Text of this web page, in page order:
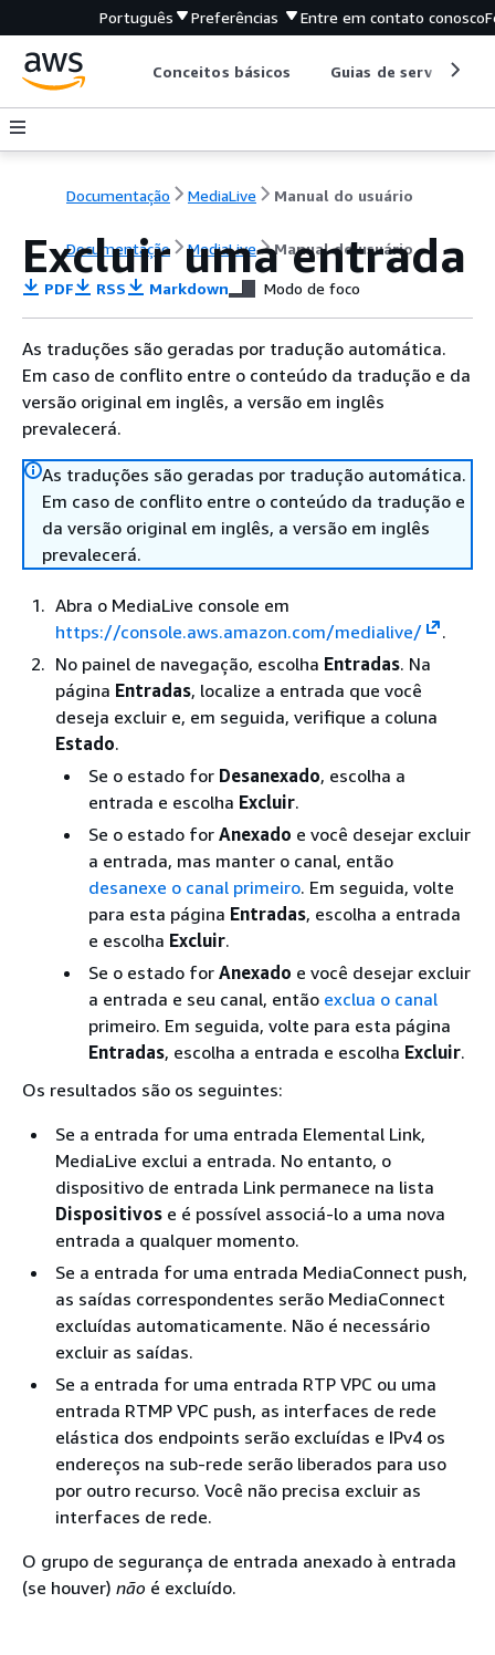
Português Preferências Entre em contato conosco
Conceitos básicos Guias de serviço
Documentação MediaLive Manual do usuário
Documentação MediaLive Manual do usuário
Excluir uma entrada
PDF RSS Markdown Modo de foco
As traduções são geradas por tradução automática.
Em caso de conflito entre o conteúdo da tradução e da
versão original em inglês, a versão em inglês
prevalecerá.
As traduções são geradas por tradução automática.
Em caso de conflito entre o conteúdo da tradução e
da versão original em inglês, a versão em inglês
prevalecerá.
Abra o MediaLive console em
https://console.aws.amazon.com/medialive/
.
No painel de navegação, escolha Entradas. Na
página Entradas, localize a entrada que você
deseja excluir e, em seguida, verifique a coluna
Estado.
Se o estado for Desanexado, escolha a
entrada e escolha Excluir.
Se o estado for Anexado e você desejar excluir
a entrada, mas manter o canal, então
desanexe o canal primeiro. Em seguida, volte
para esta página Entradas, escolha a entrada
e escolha Excluir.
Se o estado for Anexado e você desejar excluir
a entrada e seu canal, então exclua o canal
primeiro. Em seguida, volte para esta página
Entradas, escolha a entrada e escolha Excluir.
Os resultados são os seguintes:
Se a entrada for uma entrada Elemental Link,
MediaLive exclui a entrada. No entanto, o
dispositivo de entrada Link permanece na lista
Dispositivos e é possível associá-lo a uma nova
entrada a qualquer momento.
Se a entrada for uma entrada MediaConnect push,
as saídas correspondentes serão MediaConnect
excluídas automaticamente. Não é necessário
excluir as saídas.
Se a entrada for uma entrada RTP VPC ou uma
entrada RTMP VPC push, as interfaces de rede
elástica dos endpoints serão excluídas e IPv4 os
endereços na sub-rede serão liberados para uso
por outro recurso. Você não precisa excluir as
interfaces de rede.
O grupo de segurança de entrada anexado à entrada
(se houver) não é excluído.